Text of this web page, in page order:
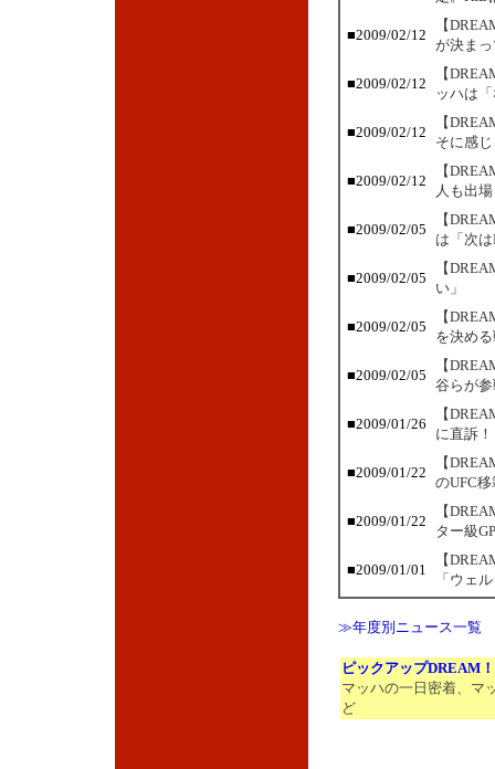
■2009/02/12
【
が決ま
■2009/02/12
【
ッハは
■2009/02/12
【
そに感
■2009/02/12
【
人も出場
■2009/02/05
【
は「次
■2009/02/05
【
い」
■2009/02/05
【
を決め
■2009/02/05
【
谷らが
■2009/01/26
【
に直訴！
■2009/01/22
【
のUFC
■2009/01/22
【
ター級
■2009/01/01
【
「ウェ
≫年度別ニュース一覧
ピックアップDREAM
マッハの一日密着、マ
ど